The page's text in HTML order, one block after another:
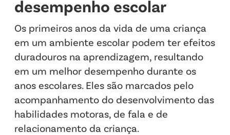
desempenho escolar
Os primeiros anos da vida de uma criança
em um ambiente escolar podem ter efeitos
duradouros na aprendizagem, resultando
em um melhor desempenho durante os
anos escolares. Eles são marcados pelo
acompanhamento do desenvolvimento das
habilidades motoras, de fala e de
relacionamento da criança.